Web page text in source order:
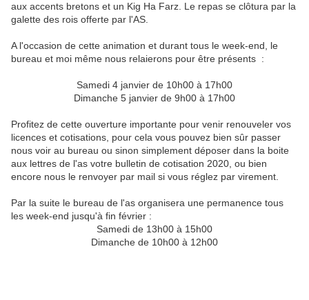
aux accents bretons et un Kig Ha Farz. Le repas se clôtura par la
galette des rois offerte par l'AS.
A l'occasion de cette animation et durant tous le week-end, le
bureau et moi même nous relaierons pour être présents :
Samedi 4 janvier de 10h00 à 17h00
Dimanche 5 janvier de 9h00 à 17h00
Profitez de cette ouverture importante pour venir renouveler vos
licences et cotisations, pour cela vous pouvez bien sûr passer
nous voir au bureau ou sinon simplement déposer dans la boite
aux lettres de l'as votre bulletin de cotisation 2020, ou bien
encore nous le renvoyer par mail si vous réglez par virement.
Par la suite le bureau de l'as organisera une permanence tous
les week-end jusqu'à fin février :
Samedi de 13h00 à 15h00
Dimanche de 10h00 à 12h00